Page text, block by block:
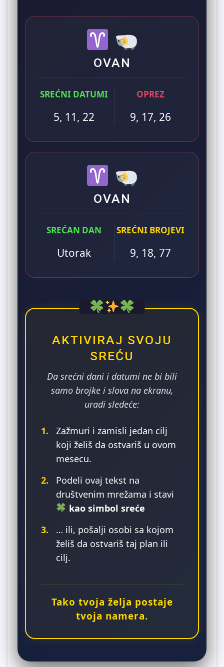
OVAN
SREĆNI DATUMI
5, 11, 22
OPREZ
9, 17, 26
OVAN
SREĆAN DAN
Utorak
SREĆNI BROJEVI
9, 18, 77
AKTIVIRAJ SVOJU
SREĆU
Da srećni dani i datumi ne bi bili
samo brojke i slova na ekranu,
uradi sledeće:
1.
Zažmuri i zamisli jedan cilj
koji želiš da ostvariš u ovom
mesecu.
2.
Podeli ovaj tekst na
društvenim mrežama i stavi
kao simbol sreće
3.
… ili, pošalji osobi sa kojom
želiš da ostvariš taj plan ili
cilj.
Tako tvoja želja postaje
tvoja namera.